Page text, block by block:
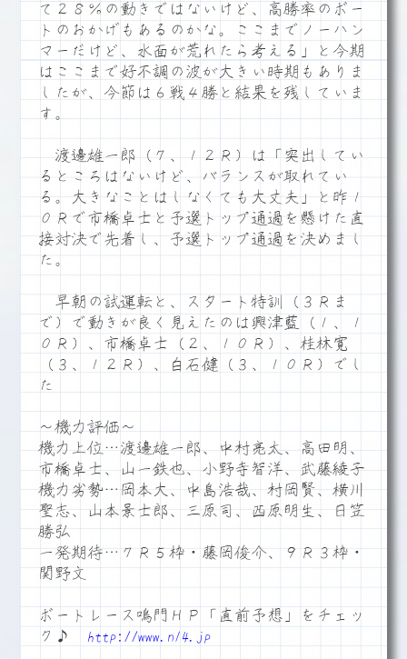
て２８％の動きではないけど、高勝率のボー
トのおかげもあるのかな。ここまでノーハン
マーだけど、水面が荒れたら考える」と今期
はここまで好不調の波が大きい時期もありま
したが、今節は６戦４勝と結果を残していま
す。
渡邊雄一郎（７、１２Ｒ）は「突出してい
るところはないけど、バランスが取れてい
る。大きなことはしなくても大丈夫」と昨１
０Ｒで市橋卓士と予選トップ通過を懸けた直
接対決で先着し、予選トップ通過を決めまし
た。
早朝の試運転と、スタート特訓（３Ｒま
で）で動きが良く見えたのは興津藍（１、１
０Ｒ）、市橋卓士（２、１０Ｒ）、桂林寛
（３、１２Ｒ）、白石健（３、１０Ｒ）でし
た
～機力評価～
機力上位…渡邊雄一郎、中村亮太、高田明、
市橋卓士、山一鉄也、小野寺智洋、武藤綾子
機力劣勢…岡本大、中島浩哉、村岡賢、横川
聖志、山本景士郎、三原司、西原明生、日笠
勝弘
一発期待…７Ｒ５枠・藤岡俊介、９Ｒ３枠・
関野文
ボートレース鳴門ＨＰ「直前予想」をチェッ
ク♪ http://www.n14.jp